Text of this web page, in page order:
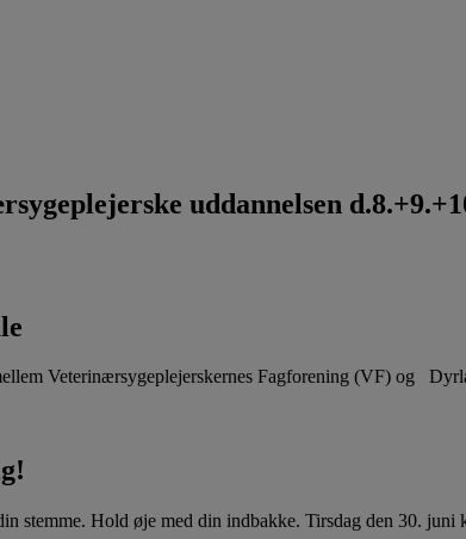
uddannelsen
Veterinærsygeplejerskernes Fagforening (VF) og
stemme. Hold øje med din indbakke. Tirsdag den 30.